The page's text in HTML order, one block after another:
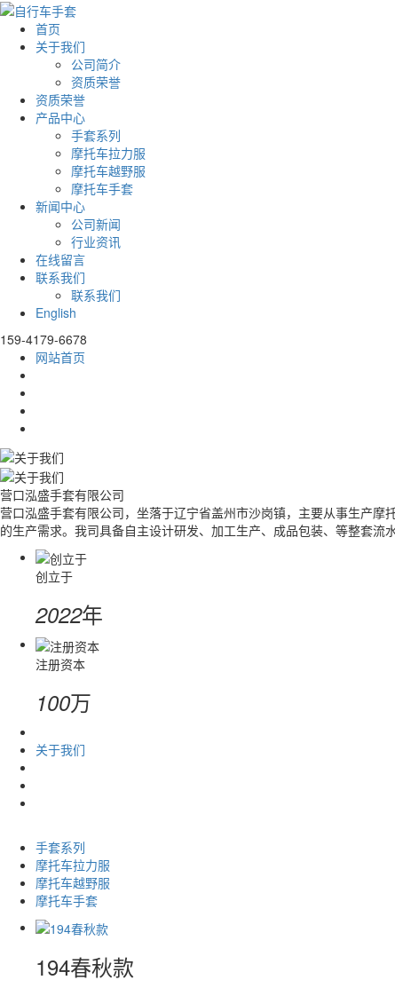
首页
关于我们
公司简介
资质荣誉
资质荣誉
产品中心
手套系列
摩托车拉力服
摩托车越野服
摩托车手套
新闻中心
公司新闻
行业资讯
在线留言
联系我们
联系我们
English
159-4179-6678
网站首页
营口泓盛手套有限公司
营口泓盛手套有限公司，坐落于辽宁省盖州市沙岗镇，主要从事生产
的生产需求。我司具备自主设计研发、加工生产、成品包装、等整套流水
创立于
2022年
注册资本
100万
关于我们
手套系列
摩托车拉力服
摩托车越野服
摩托车手套
194春秋款